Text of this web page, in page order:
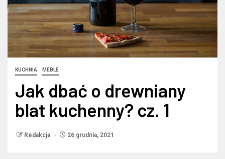
KUCHNIA MEBLE
Jak dbać o drewniany
blat kuchenny? cz. 1
Redakcja 26 grudnia, 2021